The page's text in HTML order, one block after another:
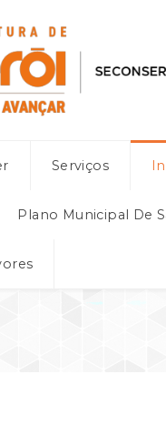
Serviços
Plano Municipal De